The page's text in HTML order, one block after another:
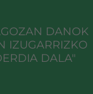
DANOK
IZUGARRIZKO
DALA"